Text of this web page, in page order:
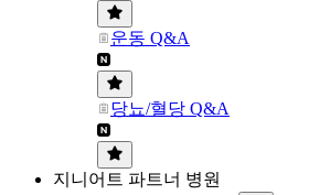
운동 Q&A
당뇨/혈당 Q&A
지니어트 파트너 병원